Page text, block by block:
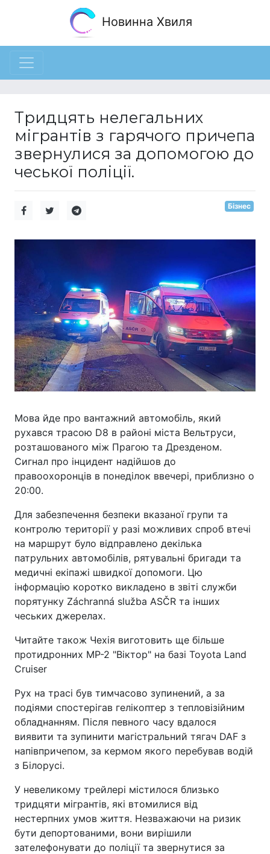
Новинна Хвиля
Тридцять нелегальних
мігрантів з гарячого причепа
звернулися за допомогою до
чеської поліції.
Бізнес
Мова йде про вантажний автомобіль, який
рухався трасою D8 в районі міста Вельтруси,
розташованого між Прагою та Дрезденом.
Сигнал про інцидент надійшов до
правоохоронців в понеділок ввечері, приблизно о
20:00.
Для забезпечення безпеки вказаної групи та
контролю території у разі можливих спроб втечі
на маршрут було відправлено декілька
патрульних автомобілів, рятувальні бригади та
медичні екіпажі швидкої допомоги. Цю
інформацію коротко викладено в звіті служби
порятунку Záchranná služba ASČR та інших
чеських джерелах.
Читайте також Чехія виготовить ще більше
протидронних МР-2 "Віктор" на базі Toyota Land
Cruiser
Рух на трасі був тимчасово зупинений, а за
подіями спостерігав гелікоптер з тепловізійним
обладнанням. Після певного часу вдалося
виявити та зупинити магістральний тягач DAF з
напівпричепом, за кермом якого перебував водій
з Білорусі.
У невеликому трейлері містилося близько
тридцяти мігрантів, які втомилися від
нестерпних умов життя. Незважаючи на ризик
бути депортованими, вони вирішили
зателефонувати до поліції та звернутися за